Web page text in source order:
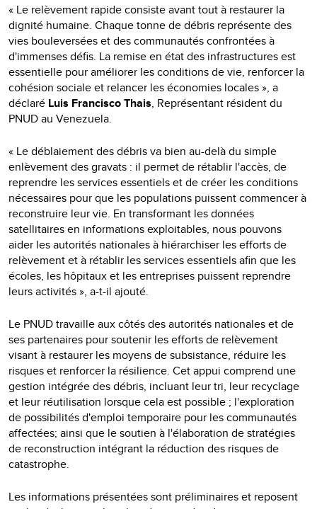
« Le relèvement rapide consiste avant tout à restaurer la
dignité humaine. Chaque tonne de débris représente des
vies bouleversées et des communautés confrontées à
d'immenses défis. La remise en état des infrastructures est
essentielle pour améliorer les conditions de vie, renforcer la
cohésion sociale et relancer les économies locales », a
déclaré Luis Francisco Thais, Représentant résident du
PNUD au Venezuela.
« Le déblaiement des débris va bien au-delà du simple
enlèvement des gravats : il permet de rétablir l'accès, de
reprendre les services essentiels et de créer les conditions
nécessaires pour que les populations puissent commencer à
reconstruire leur vie. En transformant les données
satellitaires en informations exploitables, nous pouvons
aider les autorités nationales à hiérarchiser les efforts de
relèvement et à rétablir les services essentiels afin que les
écoles, les hôpitaux et les entreprises puissent reprendre
leurs activités », a-t-il ajouté.
Le PNUD travaille aux côtés des autorités nationales et de
ses partenaires pour soutenir les efforts de relèvement
visant à restaurer les moyens de subsistance, réduire les
risques et renforcer la résilience. Cet appui comprend une
gestion intégrée des débris, incluant leur tri, leur recyclage
et leur réutilisation lorsque cela est possible ; l'exploration
de possibilités d'emploi temporaire pour les communautés
affectées; ainsi que le soutien à l'élaboration de stratégies
de reconstruction intégrant la réduction des risques de
catastrophe.
Les informations présentées sont préliminaires et reposent